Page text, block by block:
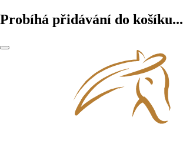
Probíhá přidávání do košíku...